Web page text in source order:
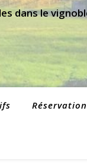
dans le
Réservation